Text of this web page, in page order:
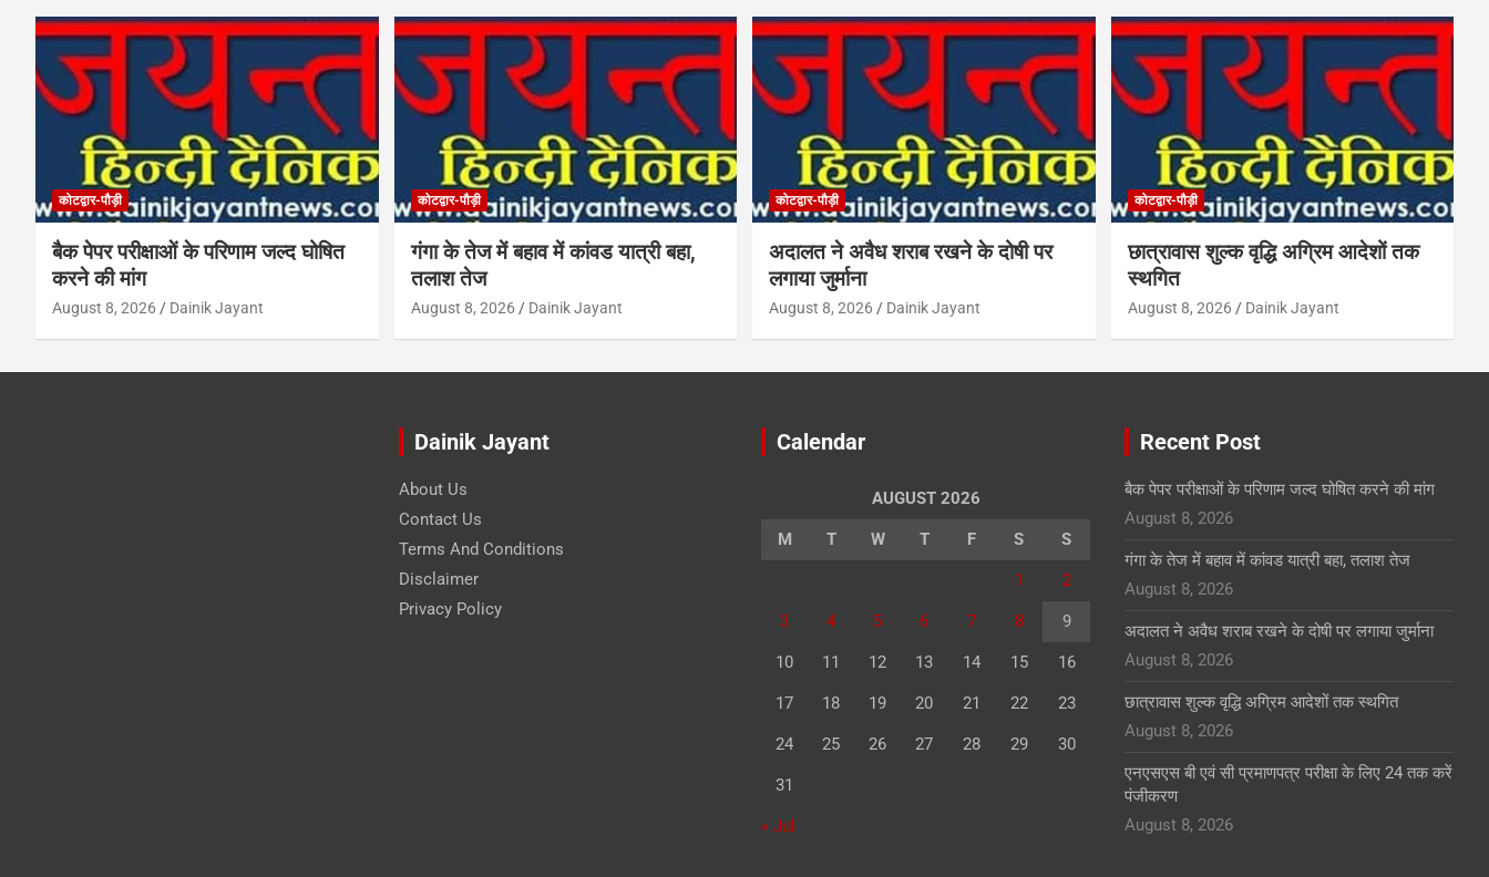
कोटद्वार-पौड़ी
बैक पेपर परीक्षाओं के परिणाम जल्द घोषित
करने की मांग
August 8, 2026 Dainik Jayant
कोटद्वार-पौड़ी
गंगा के तेज में बहाव में कांवड यात्री बहा,
तलाश तेज
August 8, 2026 Dainik Jayant
कोटद्वार-पौड़ी
अदालत ने अवैध शराब रखने के दोषी पर
लगाया जुर्माना
August 8, 2026 Dainik Jayant
कोटद्वार-पौड़ी
छात्रावास शुल्क वृद्धि अग्रिम आदेशों तक
स्थगित
August 8, 2026 Dainik Jayant
Dainik Jayant
About Us
Contact Us
Terms And Conditions
Disclaimer
Privacy Policy
Calendar
AUGUST 2026
M T W T F S S
1 2
3 4 5 6 7 8 9
10 11 12 13 14 15 16
17 18 19 20 21 22 23
24 25 26 27 28 29 30
31
« Jul
Recent Post
बैक पेपर परीक्षाओं के परिणाम जल्द घोषित करने की मांग
August 8, 2026
गंगा के तेज में बहाव में कांवड यात्री बहा, तलाश तेज
August 8, 2026
अदालत ने अवैध शराब रखने के दोषी पर लगाया जुर्माना
August 8, 2026
छात्रावास शुल्क वृद्धि अग्रिम आदेशों तक स्थगित
August 8, 2026
एनएसएस बी एवं सी प्रमाणपत्र परीक्षा के लिए 24 तक करें
पंजीकरण
August 8, 2026